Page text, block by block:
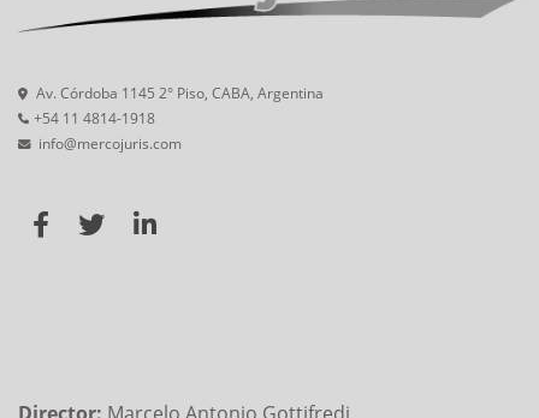
Av. Córdoba 1145 2° Piso, CABA, Argentina
+54 11 4814-1918
info@mercojuris.com